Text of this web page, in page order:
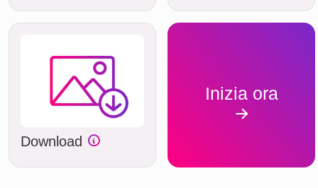
Download
Inizia ora